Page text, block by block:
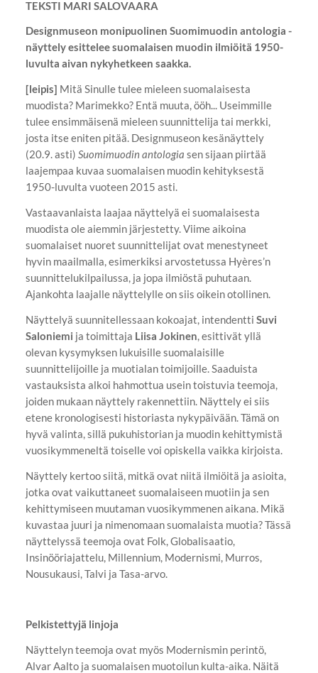
TEKSTI MARI SALOVAARA
Designmuseon monipuolinen Suomimuodin antologia -
näyttely esittelee suomalaisen muodin ilmiöitä 1950-
luvulta aivan nykyhetkeen saakka.
[leipis] Mitä Sinulle tulee mieleen suomalaisesta
muodista? Marimekko? Entä muuta, ööh... Useimmille
tulee ensimmäisenä mieleen suunnittelija tai merkki,
josta itse eniten pitää. Designmuseon kesänäyttely
(20.9. asti) Suomimuodin antologia sen sijaan piirtää
laajempaa kuvaa suomalaisen muodin kehityksestä
1950-luvulta vuoteen 2015 asti.
Vastaavanlaista laajaa näyttelyä ei suomalaisesta
muodista ole aiemmin järjestetty. Viime aikoina
suomalaiset nuoret suunnittelijat ovat menestyneet
hyvin maailmalla, esimerkiksi arvostetussa Hyères’n
suunnittelukilpailussa, ja jopa ilmiöstä puhutaan.
Ajankohta laajalle näyttelylle on siis oikein otollinen.
Näyttelyä suunnitellessaan kokoajat, intendentti Suvi
Saloniemi ja toimittaja Liisa Jokinen, esittivät yllä
olevan kysymyksen lukuisille suomalaisille
suunnittelijoille ja muotialan toimijoille. Saaduista
vastauksista alkoi hahmottua usein toistuvia teemoja,
joiden mukaan näyttely rakennettiin. Näyttely ei siis
etene kronologisesti historiasta nykypäivään. Tämä on
hyvä valinta, sillä pukuhistorian ja muodin kehittymistä
vuosikymmeneltä toiselle voi opiskella vaikka kirjoista.
Näyttely kertoo siitä, mitkä ovat niitä ilmiöitä ja asioita,
jotka ovat vaikuttaneet suomalaiseen muotiin ja sen
kehittymiseen muutaman vuosikymmenen aikana. Mikä
kuvastaa juuri ja nimenomaan suomalaista muotia? Tässä
näyttelyssä teemoja ovat Folk, Globalisaatio,
Insinööriajattelu, Millennium, Modernismi, Murros,
Nousukausi, Talvi ja Tasa-arvo.
Pelkistettyjä linjoja
Näyttelyn teemoja ovat myös Modernismin perintö,
Alvar Aalto ja suomalaisen muotoilun kulta-aika. Näitä